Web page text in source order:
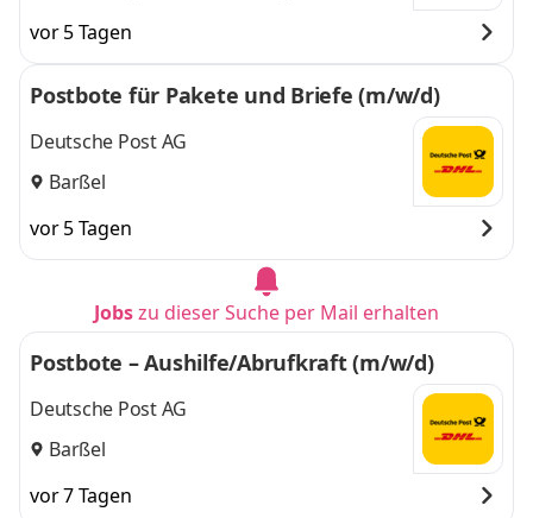
Uplengen,
vor 5 Tagen
Postbote für Pakete und Briefe (m/w/d)
Deutsche Post AG
Barßel
vor 5 Tagen
Jobszu dieser Suche per Mail erhalten
Postbote – Aushilfe/Abrufkraft (m/w/d)
Deutsche Post AG
Barßel
vor 7 Tagen